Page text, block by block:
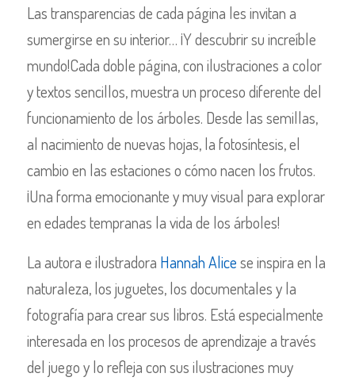
Las transparencias de cada página les invitan a
sumergirse en su interior… ¡Y descubrir su increíble
mundo!Cada doble página, con ilustraciones a color
y textos sencillos, muestra un proceso diferente del
funcionamiento de los árboles. Desde las semillas,
al nacimiento de nuevas hojas, la fotosíntesis, el
cambio en las estaciones o cómo nacen los frutos.
¡Una forma emocionante y muy visual para explorar
en edades tempranas la vida de los árboles!
La autora e ilustradora Hannah Alicese inspira en la
naturaleza, los juguetes, los documentales y la
fotografía para crear sus libros. Está especialmente
interesada en los procesos de aprendizaje a través
del juego y lo refleja con sus ilustraciones muy